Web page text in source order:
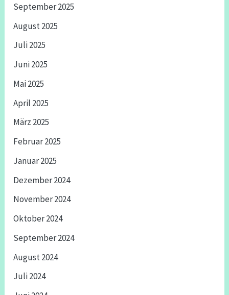
September 2025
August 2025
Juli 2025
Juni 2025
Mai 2025
April 2025
März 2025
Februar 2025
Januar 2025
Dezember 2024
November 2024
Oktober 2024
September 2024
August 2024
Juli 2024